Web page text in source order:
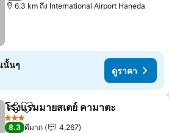
6.3 km ถึง International Airport Haneda
นั้นๆ
ดูราคา
แชร์ เพิ่มในรายการโปรด
โรงแรมมายสเตย์ คามาตะ
3 ดาว
8.3 ดีมาก
4,267